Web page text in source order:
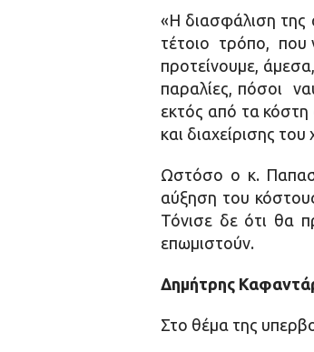
«Η διασφάλιση της
τέτοιο τρόπο, που
προτείνουμε,
παραλίες, πόσοι
εκτός από τα
και διαχείρισης
Ωστόσο ο κ.
αύξηση του
Τόνισε δε ότι θα
επωμιστούν.
Δημήτρης
Στο θέμα της